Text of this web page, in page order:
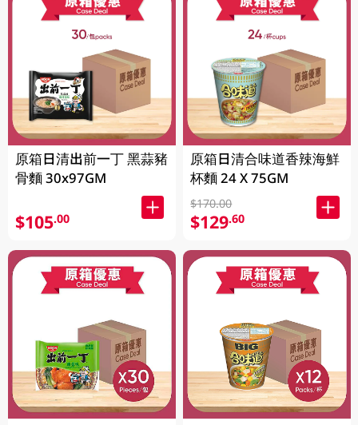
原箱日清出前一丁 黑蒜豬
骨麵 30x97GM
$105.00
原箱日清合味道香辣海鮮
杯麵 24 X 75GM
$170.00
$129.60